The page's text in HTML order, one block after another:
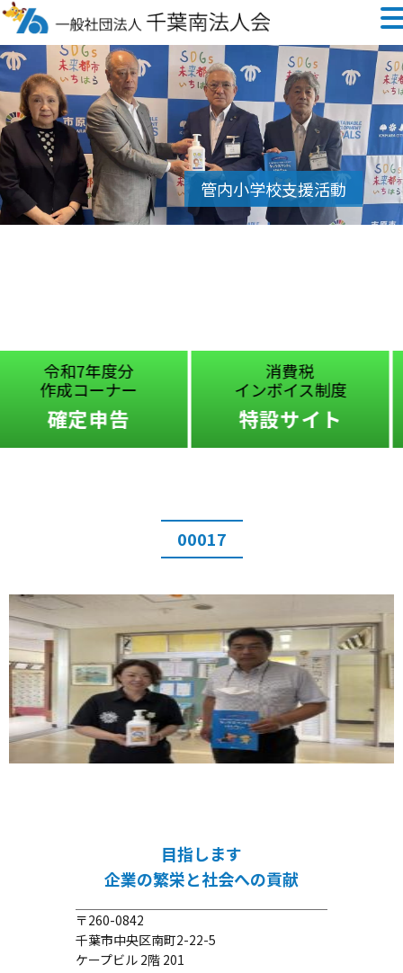
消費税
インボイス制度
特設サイト
チャットボッ
ふたば
00017
目指します
企業の繁栄と社会への貢献
〒260-0842
千葉市中央区南町2-22-5
ケープビル 2階 201